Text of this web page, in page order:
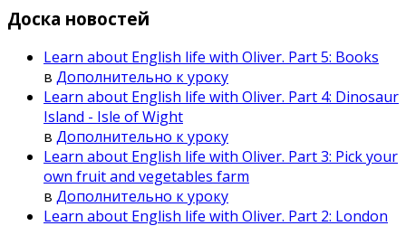
Доска новостей
Learn about English life with Oliver. Part 5: Books
в Дополнительно к уроку
Learn about English life with Oliver. Part 4: Dinosaur
Island - Isle of Wight
в Дополнительно к уроку
Learn about English life with Oliver. Part 3: Pick your
own fruit and vegetables farm
в Дополнительно к уроку
Learn about English life with Oliver. Part 2: London